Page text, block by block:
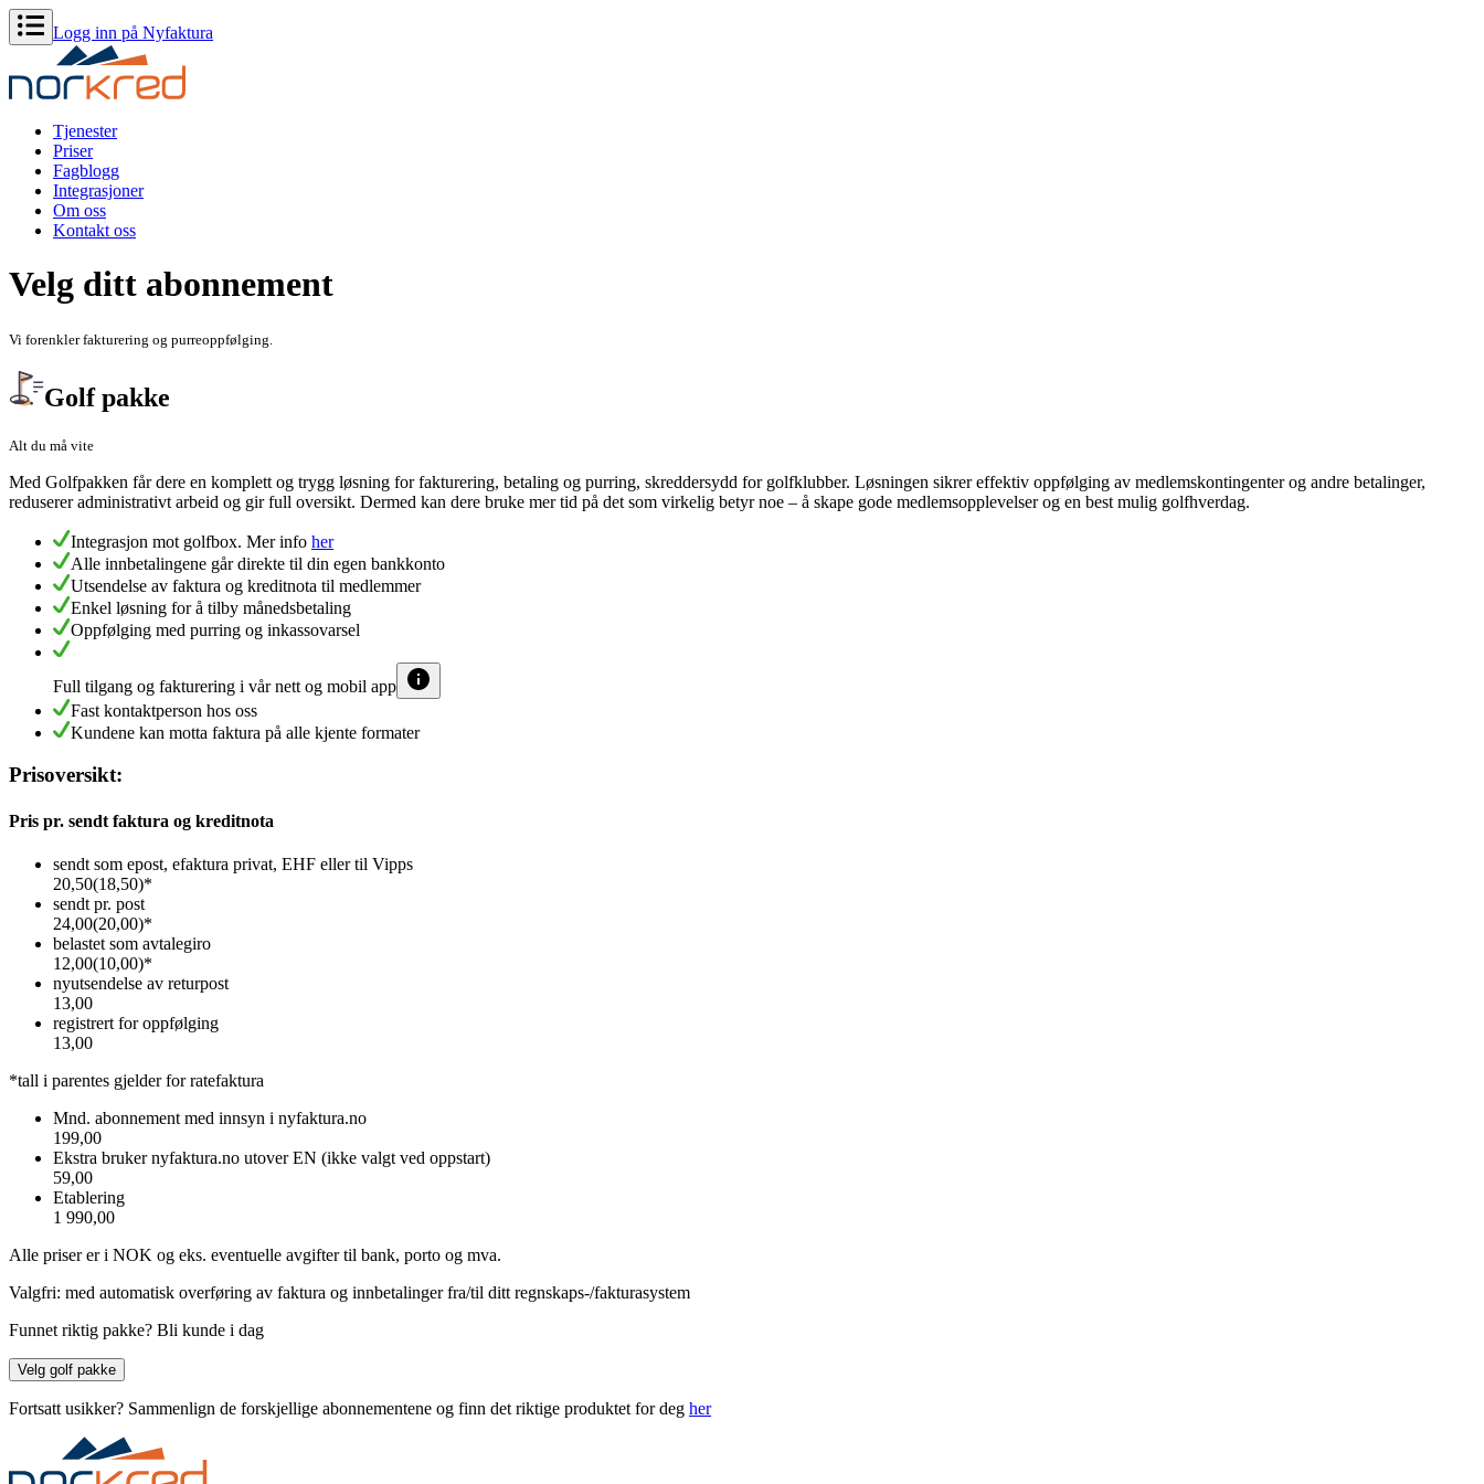
Logg inn på Nyfaktura
Tjenester
Priser
Fagblogg
Integrasjoner
Om oss
Kontakt oss
Velg ditt abonnement
Vi forenkler fakturering og purreoppfølging.
Golf pakke
Alt du må vite
Med Golfpakken får dere en komplett og trygg løsning for fakturering, betaling og purring, skreddersydd for golfklubber. Løsningen sikrer effektiv oppfølging av medlemskontingenter og andre betalinger,
reduserer administrativt arbeid og gir full oversikt. Dermed kan dere bruke mer tid på det som virkelig betyr noe – å skape gode medlemsopplevelser og en best mulig golfhverdag.
Integrasjon mot golfbox. Mer info her
Alle innbetalingene går direkte til din egen bankkonto
Utsendelse av faktura og kreditnota til medlemmer
Enkel løsning for å tilby månedsbetaling
Oppfølging med purring og inkassovarsel
Full tilgang og fakturering i vår nett og mobil app
Fast kontaktperson hos oss
Kundene kan motta faktura på alle kjente formater
Prisoversikt:
Pris pr. sendt faktura og kreditnota
sendt som epost, efaktura privat, EHF eller til Vipps
20,50(18,50)*
sendt pr. post
24,00(20,00)*
belastet som avtalegiro
12,00(10,00)*
nyutsendelse av returpost
13,00
registrert for oppfølging
13,00
*tall i parentes gjelder for ratefaktura
Mnd. abonnement med innsyn i nyfaktura.no
199,00
Ekstra bruker nyfaktura.no utover EN (ikke valgt ved oppstart)
59,00
Etablering
1 990,00
Alle priser er i NOK og eks. eventuelle avgifter til bank, porto og mva.
Valgfri: med automatisk overføring av faktura og innbetalinger fra/til ditt regnskaps-/fakturasystem
Funnet riktig pakke? Bli kunde i dag
Velg golf pakke
Fortsatt usikker? Sammenlign de forskjellige abonnementene og finn det riktige produktet for deg her